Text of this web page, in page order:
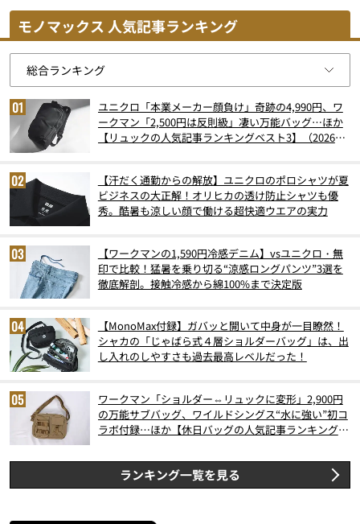
モノマックス 人気記事ランキング
ユニクロ「本業メーカー顔負け」奇跡の4,990円、ワ
ークマン「2,500円は反則級」凄い万能バッグ…ほか
【リュックの人気記事ランキングベスト3】（2026年
【汗だく通勤からの解放】ユニクロのポロシャツが夏
ビジネスの大正解！オリヒカの透け防止シャツも優
秀。酷暑も涼しい顔で働ける超快適ウエアの実力
【ワークマンの1,590円冷感デニム】vsユニクロ・無
印で比較！猛暑を乗り切る“涼感ロングパンツ”3選を
徹底解剖。接触冷感から綿100%まで決定版
【MonoMax付録】ガバッと開いて中身が一目瞭然！
シャカの「じゃばら式４層ショルダーバッグ」は、出
し入れのしやすさも過去最高レベルだった！
ワークマン「ショルダー⇔リュックに変形」2,900円
の万能サブバッグ、ワイルドシングス“水に強い”初コ
ラボ付録…ほか【休日バッグの人気記事ランキングベ
ランキング一覧を見る